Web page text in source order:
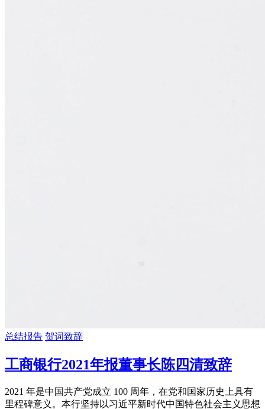
总结报告 贺词致辞
工商银行2021年报董事长陈四清致辞
2021 年是中国共产党成立 100 周年，在党和国家历史上具有
里程碑意义。本行坚持以习近平新时代中国特色社会主义思想